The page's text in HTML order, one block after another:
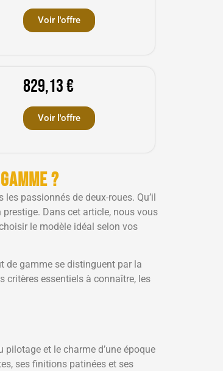
Voir l'offre
829,13 €
Voir l'offre
?
passionnés de deux-roues. Qu’il
Dans cet article, nous vous
le modèle idéal selon vos
de gamme se distinguent par la
critères essentiels à connaître, les
pilotage et le charme d’une époque
ses finitions patinées et ses